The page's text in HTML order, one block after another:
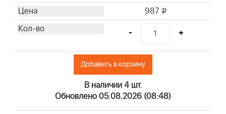
987 i
- +
Добавить в корзину
В наличии 4 шт.
Обновлено 05.08.2026 (08:48)